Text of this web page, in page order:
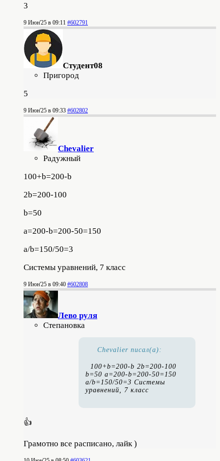
3
9 Июн'25 в 09:11 #602791
Студент08
Пригород
5
9 Июн'25 в 09:33 #602802
Chevalier
Радужный
100+b=200-b
2b=200-100
b=50
a=200-b=200-50=150
a/b=150/50=3
Системы уравнений, 7 класс
9 Июн'25 в 09:40 #602808
Лево руля
Степановка
Chevalier писал(а):
100+b=200-b 2b=200-100
b=50 a=200-b=200-50=150
a/b=150/50=3 Системы
уравнений, 7 класс
👍
Грамотно все расписано, лайк )